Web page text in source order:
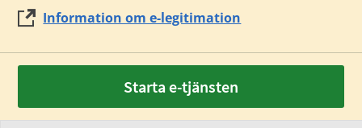
Information om e-legitimation
Starta e-tjänsten